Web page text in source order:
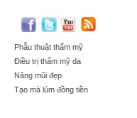
Phẫu thuật thẩm mỹ
Điều trị thẩm mỹ da
Nâng mũi đẹp
Tạo mà lúm đồng tiền